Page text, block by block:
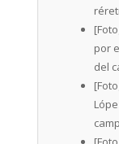
por
del